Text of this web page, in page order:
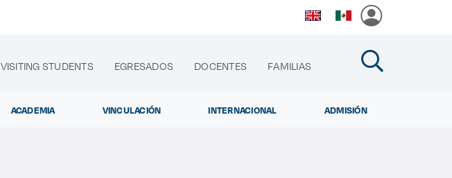
VISITING STUDENTS EGRESADOS DOCENTES FAMILIAS
ACADEMIA VINCULACIÓN INTERNACIONAL ADMISIÓN